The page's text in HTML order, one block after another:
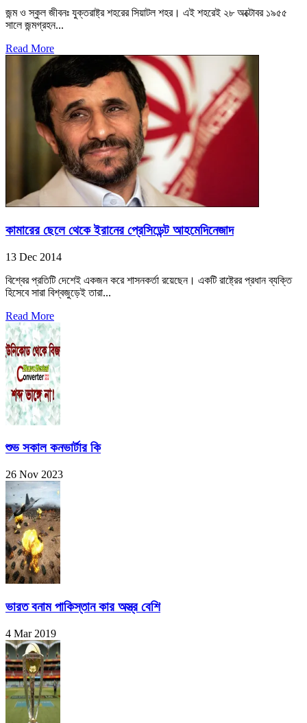
জন্ম ও স্কুল জীবনঃ যুক্তরাষ্ট্র শহরের সিয়াটল শহর। এই শহরেই ২৮ অক্টোবর ১৯৫৫
সালে জন্মগ্রহন...
Read More
কামারের ছেলে থেকে ইরানের প্রেসিডেন্ট আহমেদিনেজাদ
13 Dec 2014
বিশ্বের প্রতিটি দেশেই একজন করে শাসনকর্তা রয়েছেন। একটি রাষ্ট্রের প্রধান ব্যক্তি
হিসেবে সারা বিশ্বজুড়েই তারা...
Read More
শুভ সকাল কনভার্টার কি
26 Nov 2023
ভারত বনাম পাকিস্তান কার অস্ত্র বেশি
4 Mar 2019